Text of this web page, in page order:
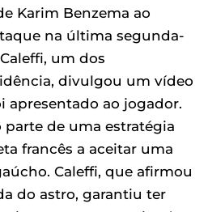
Karim Benzema ao
na última segunda-
um dos
divulgou um vídeo
apresentado ao jogador.
de uma estratégia
francês a aceitar uma
Caleffi, que afirmou
do astro, garantiu ter